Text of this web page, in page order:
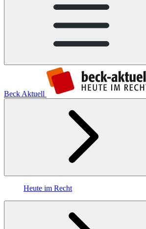
Beck Aktuell
Heute im Recht